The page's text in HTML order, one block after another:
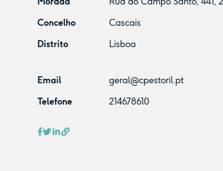
Concelho
Cascais
Distrito
Lisboa
Email
geral@cpestoril.pt
Telefone
214678610